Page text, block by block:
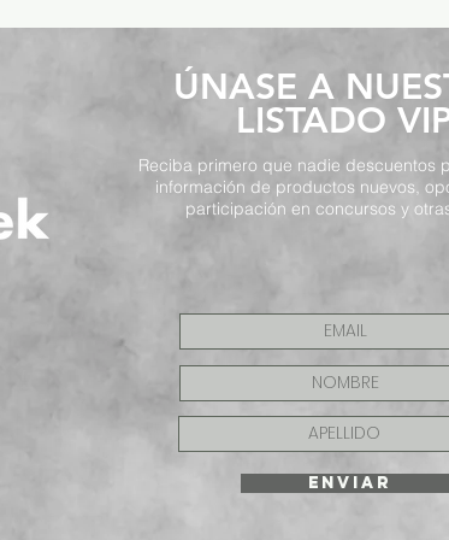
​ÚNASE A
LISTADO
Reciba primero que nadie descuentos
información de productos nuevos,
participación en concursos y
ENVIAR